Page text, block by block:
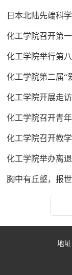
化工学院召开第
化工学院举行第
化工学院第二届“
化工学院开展走
化工学院召开青
化工学院召开教
化工学院举办离
地